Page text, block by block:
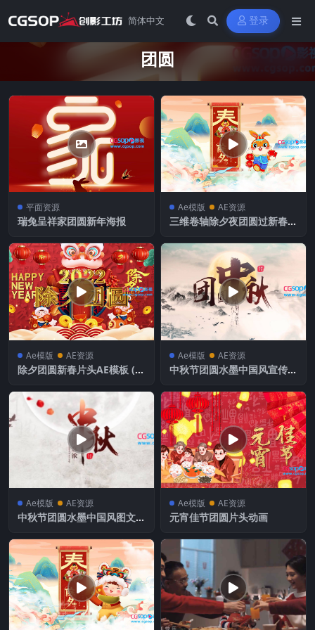
登录
团圆
平面资源
瑞兔呈祥家团圆新年海报
Ae模版 AE资源
三维卷轴除夕夜团圆过新春图
Ae模版 AE资源
除夕团圆新春片头AE模板 (只
Ae模版 AE资源
中秋节团圆水墨中国风宣传A
Ae模版 AE资源
中秋节团圆水墨中国风图文展
Ae模版 AE资源
元宵佳节团圆片头动画